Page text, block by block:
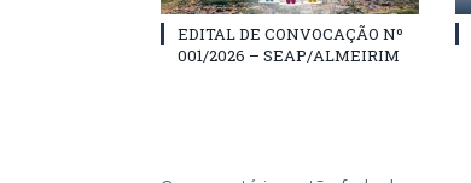
EDITAL DE CONVOCAÇÃO Nº
001/2026 – SEAP/ALMEIRIM